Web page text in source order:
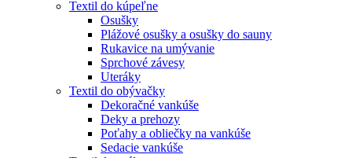
Textil do kúpeľne
Osušky
Plážové osušky a osušky do sauny
Rukavice na umývanie
Sprchové závesy
Uteráky
Textil do obývačky
Dekoračné vankúše
Deky a prehozy
Poťahy a obliečky na vankúše
Sedacie vankúše